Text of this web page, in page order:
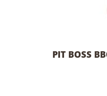
PIT BOSS